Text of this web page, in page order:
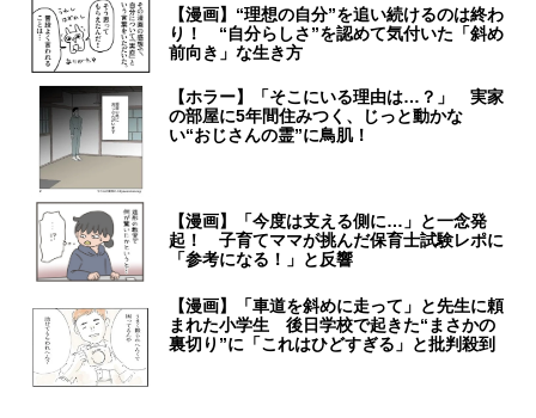
【漫画】“理想の自分”を追い続けるのは終わ
り！ “自分らしさ”を認めて気付いた「斜め
前向き」な生き方
【ホラー】「そこにいる理由は…？」 実家
の部屋に5年間住みつく、じっと動かな
い“おじさんの霊”に鳥肌！
【漫画】「今度は支える側に…」と一念発
起！ 子育てママが挑んだ保育士試験レポに
「参考になる！」と反響
【漫画】「車道を斜めに走って」と先生に頼
まれた小学生 後日学校で起きた“まさかの
裏切り”に「これはひどすぎる」と批判殺到